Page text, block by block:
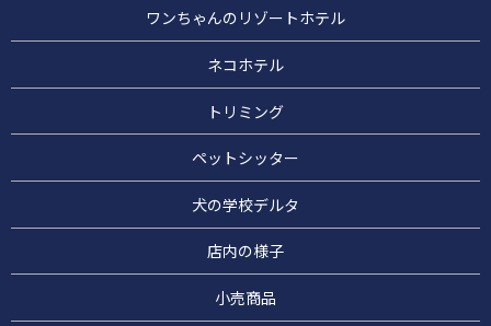
ワンちゃんのリゾートホテル
ネコホテル
トリミング
ペットシッター
犬の学校デルタ
店内の様子
小売商品